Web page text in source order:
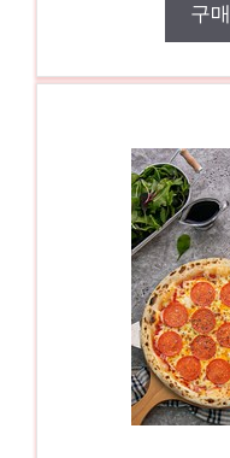
구